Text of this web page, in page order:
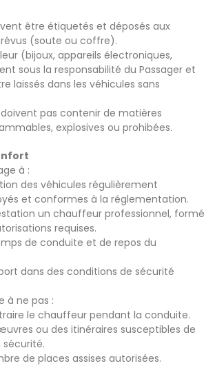
être étiquetés et déposés aux
(soute ou coffre).
(bijoux, appareils électroniques,
sous la responsabilité du Passager et
laissés dans les véhicules sans
doivent pas contenir de matières
explosives ou prohibées.
à :
des véhicules régulièrement
et conformes à la réglementation.
un chauffeur professionnel, formé
requises.
de conduite et de repos du
dans des conditions de sécurité
à ne pas :
le chauffeur pendant la conduite.
ou des itinéraires susceptibles de
de places assises autorisées.